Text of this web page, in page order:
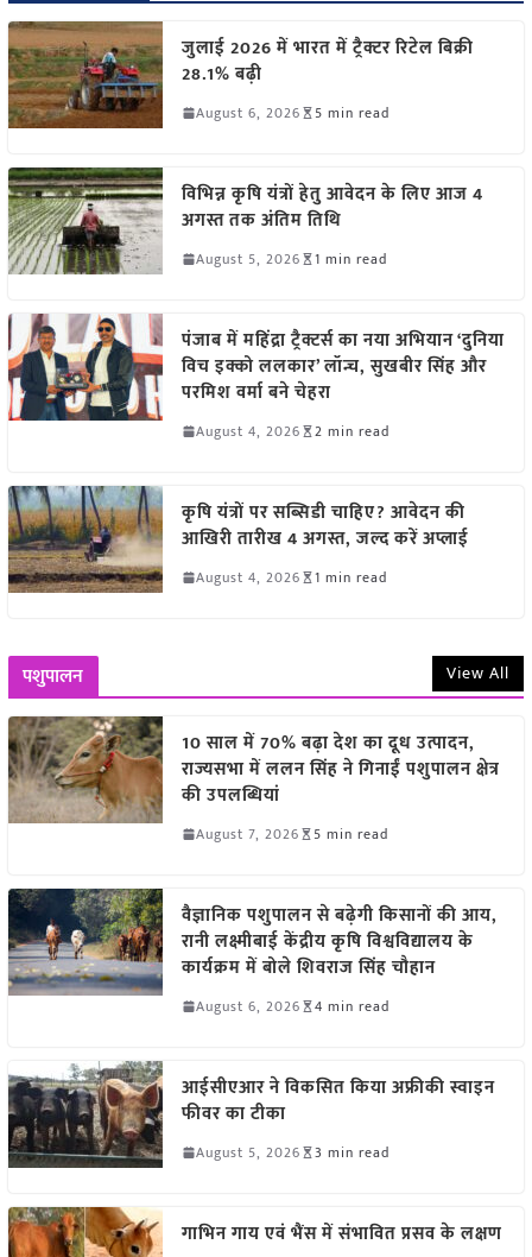
जुलाई 2026 में भारत में ट्रैक्टर रिटेल बिक्री
28.1% बढ़ी
August 6, 2026 5 min read
विभिन्न कृषि यंत्रों हेतु आवेदन के लिए आज 4
अगस्त तक अंतिम तिथि
August 5, 2026 1 min read
पंजाब में महिंद्रा ट्रैक्टर्स का नया अभियान ‘दुनिया
विच इक्को ललकार’ लॉन्च, सुखबीर सिंह और
परमिश वर्मा बने चेहरा
August 4, 2026 2 min read
कृषि यंत्रों पर सब्सिडी चाहिए? आवेदन की
आखिरी तारीख 4 अगस्त, जल्द करें अप्लाई
August 4, 2026 1 min read
पशुपालन View All
10 साल में 70% बढ़ा देश का दूध उत्पादन,
राज्यसभा में ललन सिंह ने गिनाईं पशुपालन क्षेत्र
की उपलब्धियां
August 7, 2026 5 min read
वैज्ञानिक पशुपालन से बढ़ेगी किसानों की आय,
रानी लक्ष्मीबाई केंद्रीय कृषि विश्वविद्यालय के
कार्यक्रम में बोले शिवराज सिंह चौहान
August 6, 2026 4 min read
आईसीएआर ने विकसित किया अफ्रीकी स्वाइन
फीवर का टीका
August 5, 2026 3 min read
गाभिन गाय एवं भैंस में संभावित प्रसव के लक्षण